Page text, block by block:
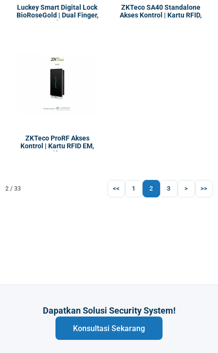
Luckey Smart Digital Lock
BioRoseGold | Dual Finger,
Pin
ZKTeco SA40 Standalone
Akses Kontrol | Kartu RFID,
ZKTeco ProRF Akses
Kontrol | Kartu RFID EM,
Mifare
2 / 33 << 1 2 3 > >>
Butuh Integrasi Sistem Anda?
Konsultasi Sekarang